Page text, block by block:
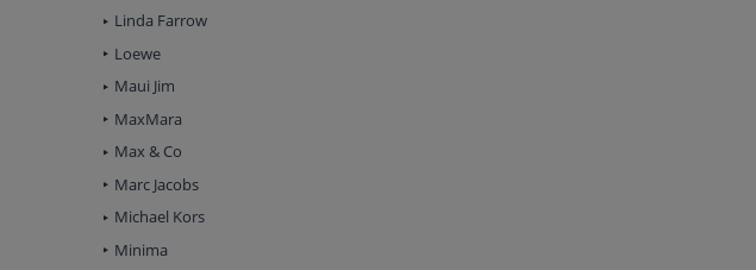
Linda Farrow
Loewe
Maui Jim
MaxMara
Max & Co
Marc Jacobs
Michael Kors
Minima